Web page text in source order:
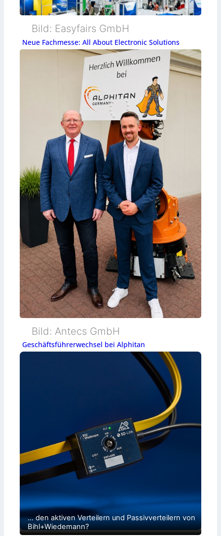
Bild: Easyfairs GmbH
Neue Fachmesse: All About Electronic Solutions
Bild: Antecs GmbH
Geschäftsführerwechsel bei Alphitan
… den aktiven Verteilern und Passivverteilern von
Bihl+Wiedemann?